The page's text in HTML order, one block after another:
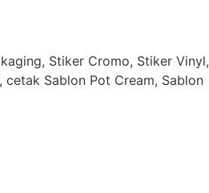
Stiker Cromo, Stiker Vinyl,
cetak Sablon Pot Cream, Sablon